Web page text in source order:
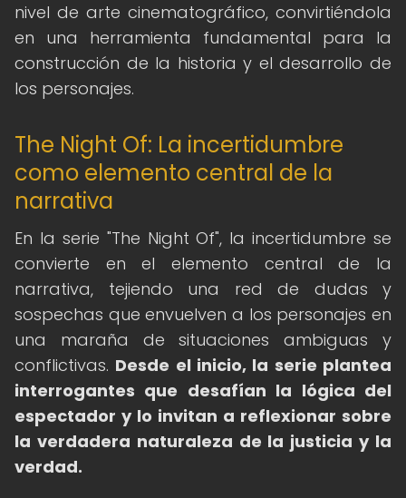
nivel de arte cinematográfico, convirtiéndola
en una herramienta fundamental para la
construcción de la historia y el desarrollo de
los personajes.
The Night Of: La incertidumbre
como elemento central de la
narrativa
En la serie "The Night Of", la incertidumbre se
convierte en el elemento central de la
narrativa, tejiendo una red de dudas y
sospechas que envuelven a los personajes en
una maraña de situaciones ambiguas y
conflictivas. Desde el inicio, la serie plantea
interrogantes que desafían la lógica del
espectador y lo invitan a reflexionar sobre
la verdadera naturaleza de la justicia y la
verdad.